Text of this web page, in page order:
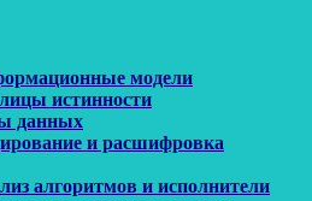
модели
таблицы истинности
данных
и расшифровка
алгоритмов и исполнители